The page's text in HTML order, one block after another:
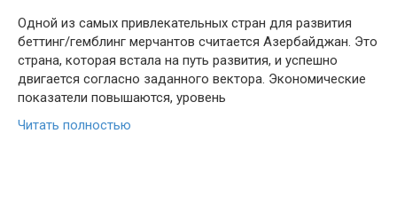
Одной из самых привлекательных стран для развития
беттинг/гемблинг мерчантов считается Азербайджан. Это
страна, которая встала на путь развития, и успешно
двигается согласно заданного вектора. Экономические
показатели повышаются, уровень
Читать полностью